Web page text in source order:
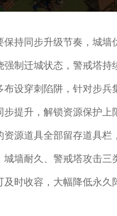
持同步升级节奏，城墙
制迁城状态，警戒塔持
设穿刺陷阱，针对步
提升，解锁资源保护上
源道具全部留存道具
墙耐久、警戒塔攻击
时收容，大幅降低永